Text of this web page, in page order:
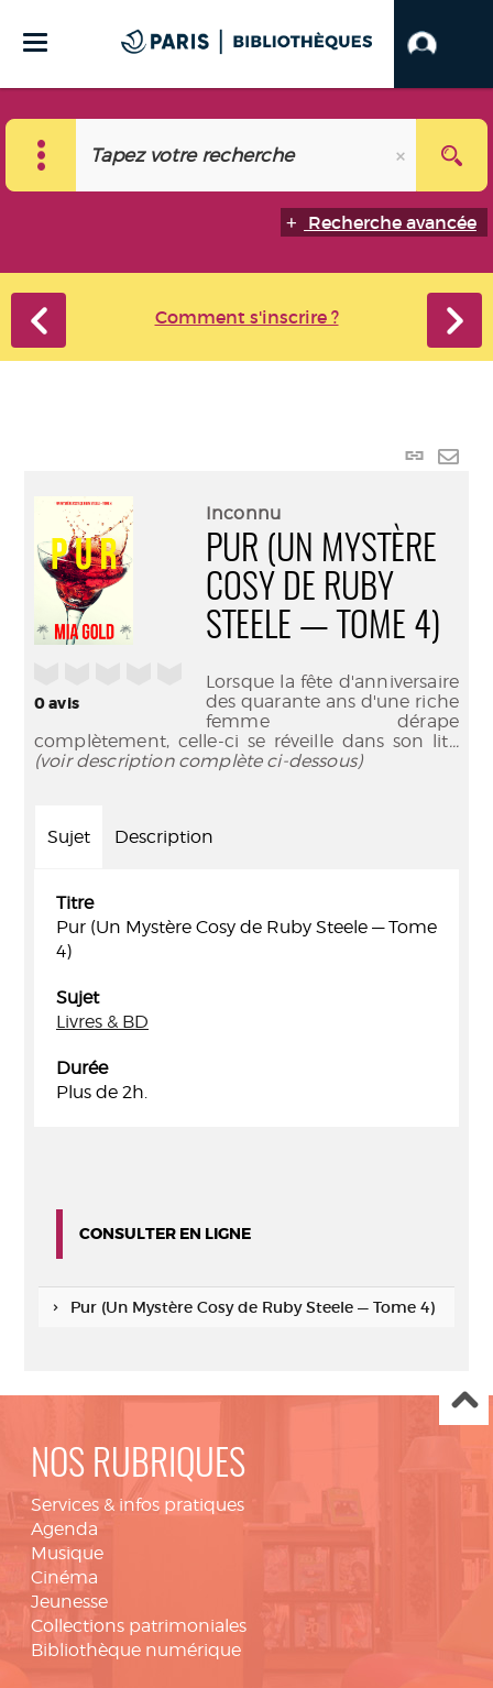
Recherche avancée
Comment s'inscrire ?
Lien
0avis
Inconnu
PUR (UN MYSTÈRE
COSY DE RUBY
STEELE — TOME 4)
Lorsque la fête d'anniversaire
des quarante ans d'une riche
femme dérape
complètement, celle-ci se réveille dans son lit...
(voir description complète ci-dessous)
Sujet Description
Titre
Pur (Un Mystère Cosy de Ruby Steele — Tome
4)
Sujet
Livres & BD
Durée
Plus de 2h.
CONSULTER EN LIGNE
Pur (Un Mystère Cosy de Ruby Steele — Tome 4)
NOS RUBRIQUES
Services & infos pratiques
Agenda
Musique
Cinéma
Jeunesse
Collections patrimoniales
Bibliothèque numérique